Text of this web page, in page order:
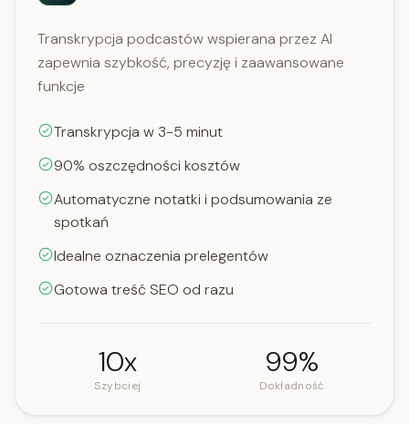
Transkrypcja podcastów wspierana przez AI
zapewnia szybkość, precyzję i zaawansowane
funkcje
Transkrypcja w 3-5 minut
90% oszczędności kosztów
Automatyczne notatki i podsumowania ze
spotkań
Idealne oznaczenia prelegentów
Gotowa treść SEO od razu
10x
Szybciej
99%
Dokładność